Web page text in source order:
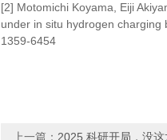
[2] Motomichi Koyama, Eiji
under in situ hydrogen charging
1359-6454
上一篇： 2025 科研开局，没